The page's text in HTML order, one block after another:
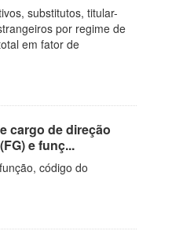
substitutos, titular-
por regime de
em fator de
cargo de direção
e funç...
código do